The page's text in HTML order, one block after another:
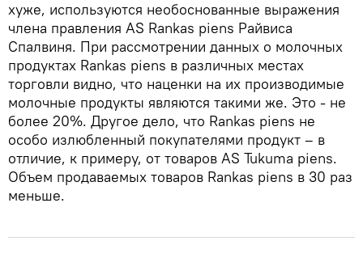
хуже, используются необоснованные выражения
члена правления AS Rankas piens Райвиса
Спалвиня. При рассмотрении данных о молочных
продуктах Rankas piens в различных местах
торговли видно, что наценки на их производимые
молочные продукты являются такими же. Это - не
более 20%. Другое дело, что Rankas piens не
особо излюбленный покупателями продукт – в
отличие, к примеру, от товаров AS Tukuma piens.
Объем продаваемых товаров Rankas piens в 30 раз
меньше.